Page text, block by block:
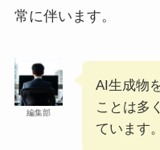
常に伴います。
編集部
AI生成物
ことは多
ています。